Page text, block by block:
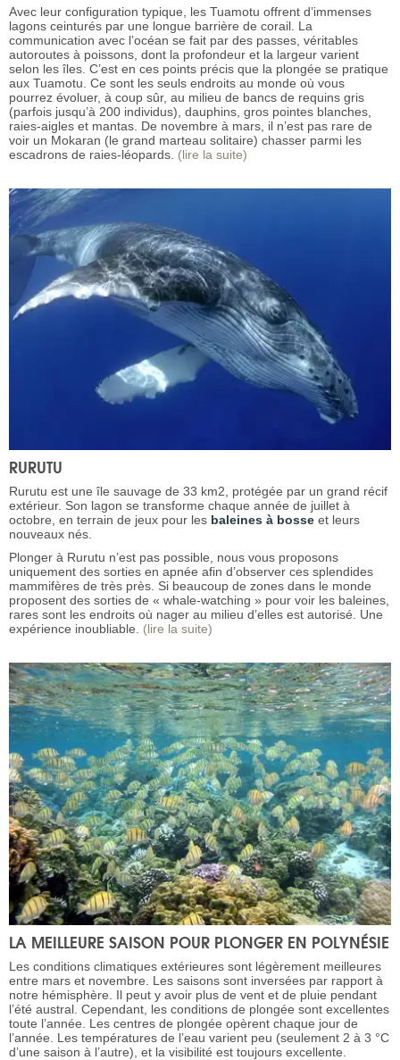
Avec leur configuration typique, les Tuamotu offrent d’immenses
lagons ceinturés par une longue barrière de corail. La
communication avec l’océan se fait par des passes, véritables
autoroutes à poissons, dont la profondeur et la largeur varient
selon les îles. C’est en ces points précis que la plongée se pratique
aux Tuamotu. Ce sont les seuls endroits au monde où vous
pourrez évoluer, à coup sûr, au milieu de bancs de requins gris
(parfois jusqu’à 200 individus), dauphins, gros pointes blanches,
raies-aigles et mantas. De novembre à mars, il n’est pas rare de
voir un Mokaran (le grand marteau solitaire) chasser parmi les
escadrons de raies-léopards. (lire la suite)
RURUTU
Rurutu est une île sauvage de 33 km2, protégée par un grand récif
extérieur. Son lagon se transforme chaque année de juillet à
octobre, en terrain de jeux pour les baleines à bosse et leurs
nouveaux nés.
Plonger à Rurutu n’est pas possible, nous vous proposons
uniquement des sorties en apnée afin d’observer ces splendides
mammifères de très près. Si beaucoup de zones dans le monde
proposent des sorties de « whale-watching » pour voir les baleines,
rares sont les endroits où nager au milieu d’elles est autorisé. Une
expérience inoubliable. (lire la suite)
LA MEILLEURE SAISON POUR PLONGER EN POLYNÉSIE
Les conditions climatiques extérieures sont légèrement meilleures
entre mars et novembre. Les saisons sont inversées par rapport à
notre hémisphère. Il peut y avoir plus de vent et de pluie pendant
l’été austral. Cependant, les conditions de plongée sont excellentes
toute l’année. Les centres de plongée opèrent chaque jour de
l’année. Les températures de l’eau varient peu (seulement 2 à 3 °C
d’une saison à l’autre), et la visibilité est toujours excellente.